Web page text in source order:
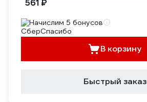
561 ₽
Начислим 5 бонусов
В корзину
Быстрый заказ